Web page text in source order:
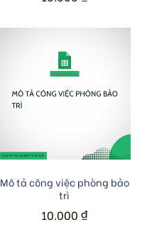
Add to cart
Mô tả công việc phòng bảo
trì
10.000 ₫